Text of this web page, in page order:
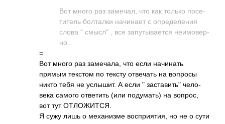
Вот много раз заме­чал, что как только посе­
титель болт­алки начи­нает с опре­деле­ния
слова " смысл" , все запу­тыва­ется неим­овер­
но.
=
Вот много раз заме­чала, что если начи­нать
прямым текстом по тексту отве­чать на вопросы
никто тебя не услы­шит. А если " заставить" чело­
века самого отве­тить (или поду­мать) на вопрос,
вот тут ОТЛО­ЖИТСЯ.
Я сужу лишь о меха­низме восп­рият­ия, но не о сути